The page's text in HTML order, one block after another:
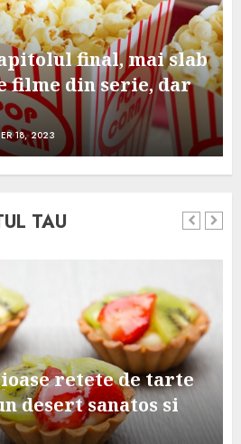
final, mai slab
filme din serie, dar
18, 2023
TAU
retete de tarte
desert sanatos si